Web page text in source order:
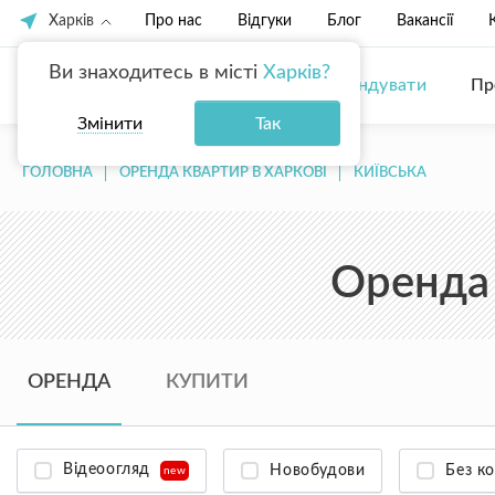
Харків
Ви знаходитесь в місті Харків?
Змінити Так
Про нас Відгуки Блог Вакансії
Орендувати
ГОЛОВНА ОРЕНДА КВАРТИР В ХАРКОВІ КИЇВСЬКА
Оренда
ОРЕНДА КУПИТИ
Відеоогляд new Новобудови Без